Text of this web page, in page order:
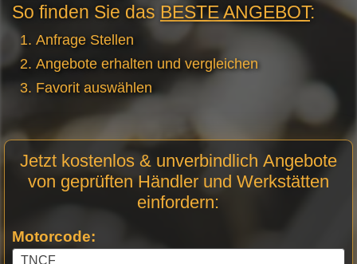
So finden Sie das BESTE ANGEBOT:
Anfrage Stellen
Angebote erhalten und vergleichen
Favorit auswählen
Anfrage
Stellen
Jetzt kostenlos & unverbindlich Angebote
von geprüften Händler und Werkstätten
einfordern:
Motorcode: